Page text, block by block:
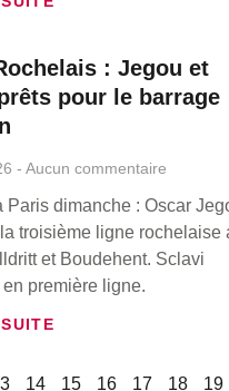
: Jegou et
pour le barrage
Aucun commentaire
Paris dimanche : Oscar
troisième ligne rochelaise
et Boudehent. Sclavi
première ligne.
14 15 16 17 18 19